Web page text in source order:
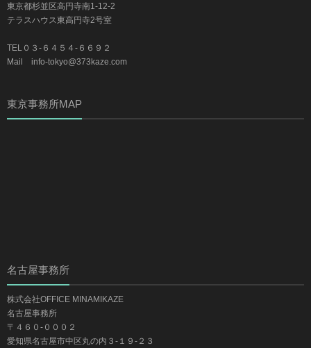
東京都杉並区高円寺南1-12-2
テラスハウス東高円寺2号室
TEL０３-６４５４-６６９２
Mail info-tokyo@373kaze.com
東京事務所MAP
名古屋事務所
株式会社OFFICE MINAMIKAZE
名古屋事務所
〒４６０-０００２
愛知県名古屋市中区丸の内３-１９-２３